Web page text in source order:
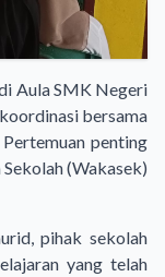
Aula SMK Negeri
bersama
penting
(Wakasek)
pihak sekolah
yang telah